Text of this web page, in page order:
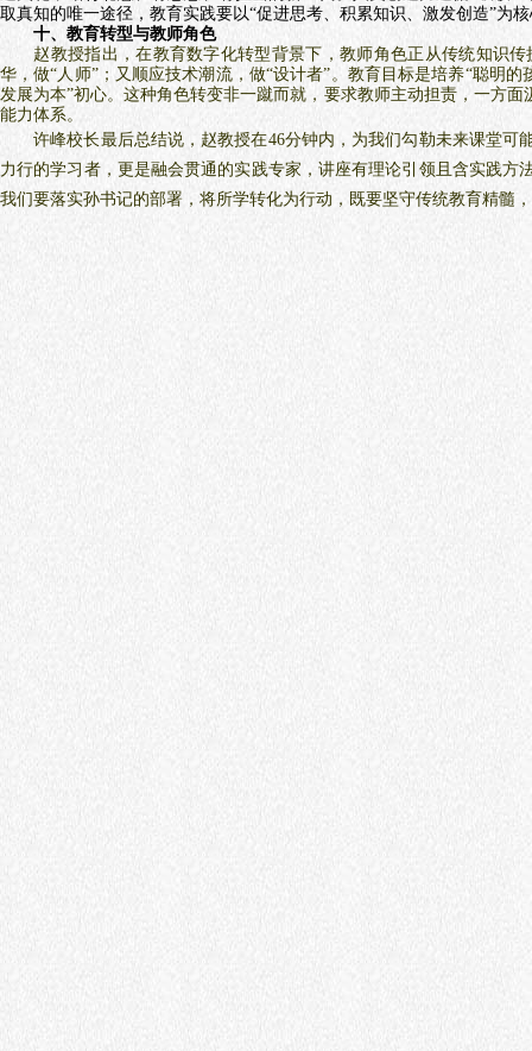
取真知的唯一途径，教育实践要以“促进思考、积累知识、激发创造”为
十、教育转型与教师角色
赵教授指出，在教育数字化转型背景下，教师角色正从传统知识
华，做“人师”；又顺应技术潮流，做“设计者”。教育目标是培养“聪明
发展为本”初心。这种角色转变非一蹴而就，要求教师主动担责，一方
能力体系。
许峰校长最后总结说，赵教授在46分钟内，为我们勾勒未来课堂可
力行的学习者，更是融会贯通的实践专家，讲座有理论引领且含实践
我们要落实孙书记的部署，将所学转化为行动，既要坚守传统教育精髓